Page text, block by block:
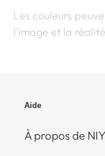
Les couleurs
l'image et la
Aide
À propos de